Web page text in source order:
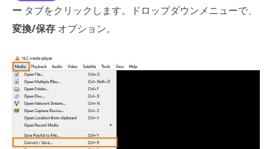
ー タブをクリックします。ドロップダウンメニューで、
変換/保存 オプション。